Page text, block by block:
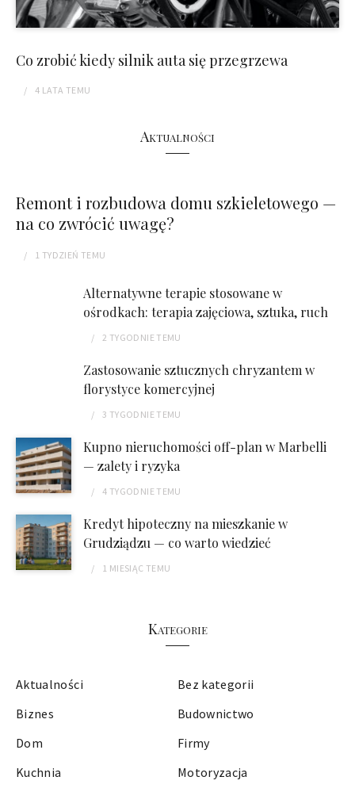
Co zrobić kiedy silnik auta się przegrzewa
4 LATA TEMU
Aktualności
Remont i rozbudowa domu szkieletowego —
na co zwrócić uwagę?
1 TYDZIEŃ TEMU
Alternatywne terapie stosowane w
ośrodkach: terapia zajęciowa, sztuka, ruch
2 TYGODNIETEMU
Zastosowanie sztucznych chryzantem w
florystyce komercyjnej
3 TYGODNIETEMU
Kupno nieruchomości off-plan w Marbelli
— zalety i ryzyka
4 TYGODNIETEMU
Kredyt hipoteczny na mieszkanie w
Grudziądzu — co warto wiedzieć
1 MIESIĄC TEMU
Kategorie
Aktualności
Bez kategorii
Biznes
Budownictwo
Dom
Firmy
Kuchnia
Motoryzacja